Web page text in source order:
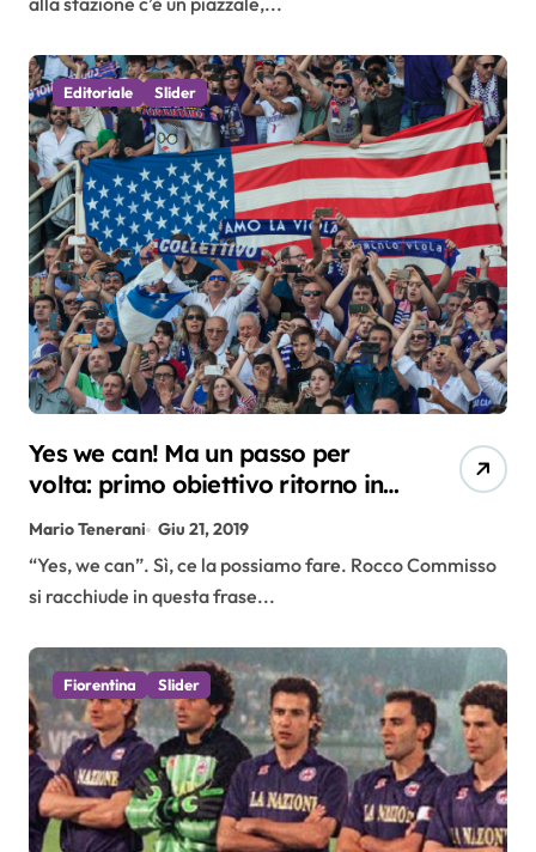
Editoriale Slider
Yes we can! Ma un passo per
volta: primo obiettivo ritorno in
Europa
Mario Tenerani Giu 21, 2019
“Yes, we can”. Sì, ce la possiamo fare. Rocco Commisso
si racchiude in questa frase...
Fiorentina Slider